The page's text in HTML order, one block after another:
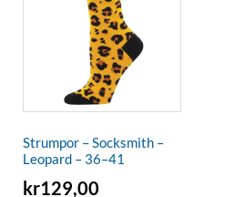
Strumpor – Socksmith –
Leopard – 36–41
kr129,00